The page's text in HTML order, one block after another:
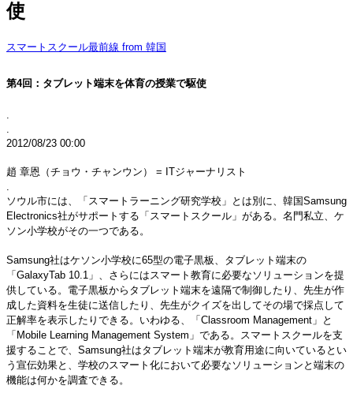
使
スマートスクール最前線 from 韓国
第4回：タブレット端末を体育の授業で駆使
.
.
2012/08/23 00:00
趙 章恩（チョウ・チャンウン） = ITジャーナリスト
.
ソウル市には、「スマートラーニング研究学校」とは別に、韓国Samsung
Electronics社がサポートする「スマートスクール」がある。名門私立、ケ
ソン小学校がその一つである。
Samsung社はケソン小学校に65型の電子黒板、タブレット端末の
「GalaxyTab 10.1」、さらにはスマート教育に必要なソリューションを提
供している。電子黒板からタブレット端末を遠隔で制御したり、先生が作
成した資料を生徒に送信したり、先生がクイズを出してその場で採点して
正解率を表示したりできる。いわゆる、「Classroom Management」と
「Mobile Learning Management System」である。スマートスクールを支
援することで、Samsung社はタブレット端末が教育用途に向いているとい
う宣伝効果と、学校のスマート化において必要なソリューションと端末の
機能は何かを調査できる。